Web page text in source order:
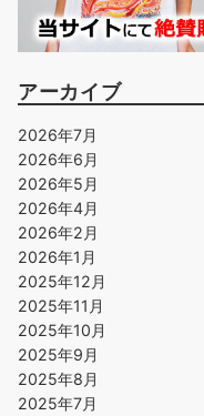
アーカイブ
2026年7月
2026年6月
2026年5月
2026年4月
2026年2月
2026年1月
2025年12月
2025年11月
2025年10月
2025年9月
2025年8月
2025年7月